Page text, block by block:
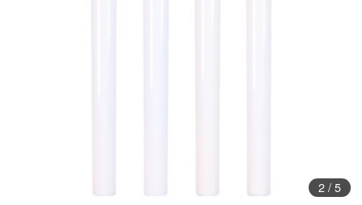
3/ 5